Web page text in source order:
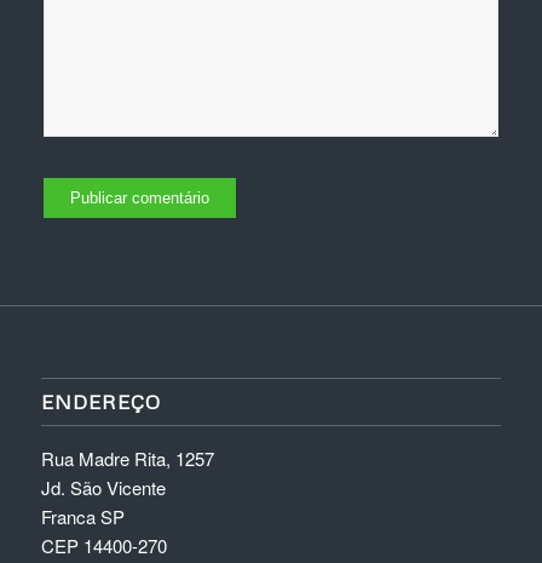
ENDEREÇO
Rua Madre Rita, 1257
Jd. São Vicente
Franca SP
CEP 14400-270